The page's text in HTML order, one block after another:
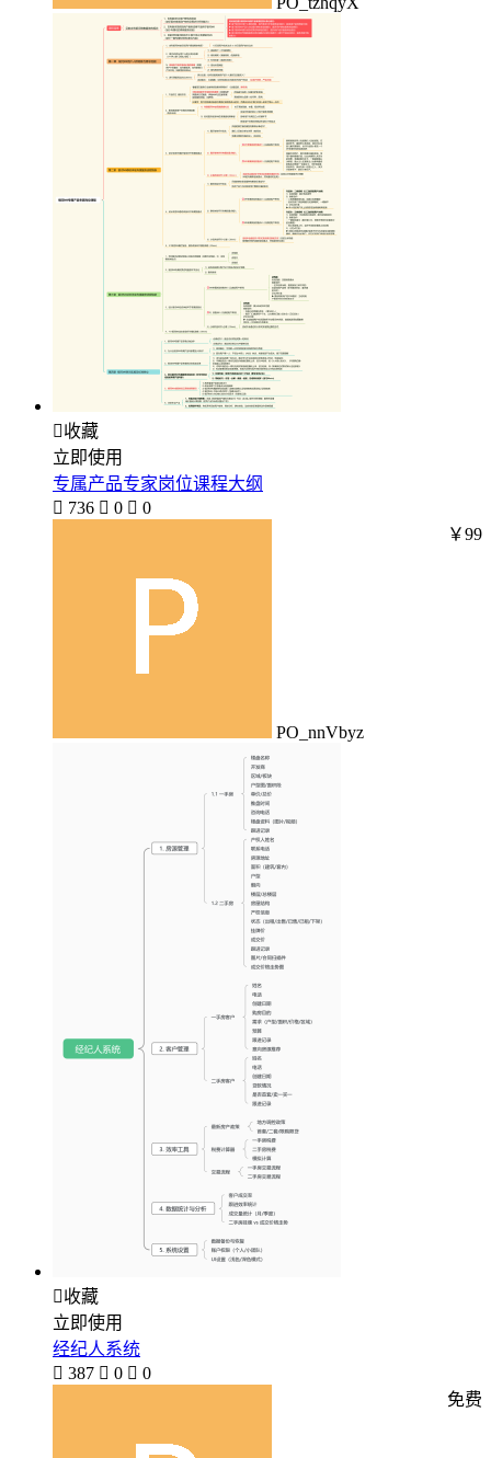
收藏
立即使用
专属产品专家岗位课程大纲
 736  0  0
PO_nnVbyz
￥99
收藏
立即使用
经纪人系统
 387  0  0
免费